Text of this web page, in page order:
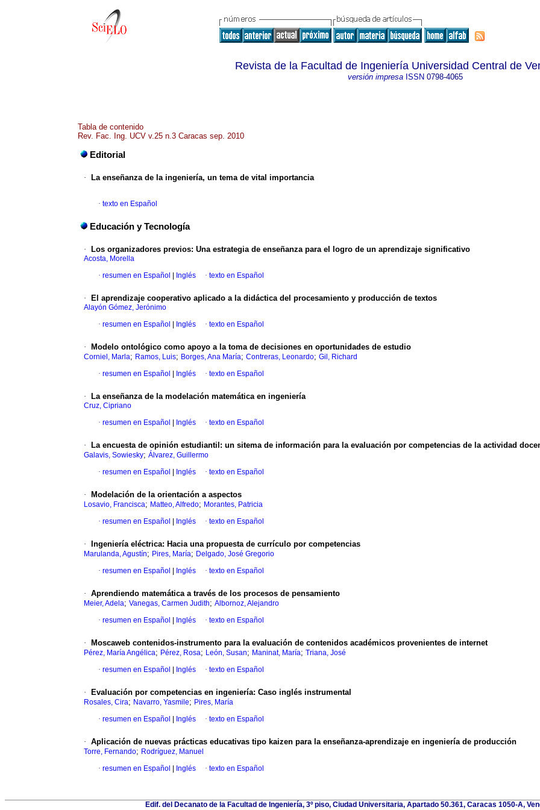
Revista de la Facultad de Ingeniería Universidad Central de
versión impresaISSN 0798-4065
Tabla de contenido
Rev. Fac. Ing. UCV v.25 n.3 Caracas sep. 2010
Editorial
· La enseñanza de la ingeniería, un tema de vital importancia
· texto en Español
Educación y Tecnología
· Los organizadores previos: Una estrategia de enseñanza para el logro de un aprendizaje significativo
Acosta, Morella
· resumen en Español Inglés · texto en Español
· El aprendizaje cooperativo aplicado a la didáctica del procesamiento y producción de textos
Alayón Gómez, Jerónimo
· resumen en Español Inglés · texto en Español
· Modelo ontológico como apoyo a la toma de decisiones en oportunidades de estudio
Corniel, Marla; Ramos, Luis; Borges, Ana María; Contreras, Leonardo; Gil, Richard
· resumen en Español Inglés · texto en Español
· La enseñanza de la modelación matemática en ingeniería
Cruz, Cipriano
· resumen en Español Inglés · texto en Español
· La encuesta de opinión estudiantil : un sitema de información para la evaluación por competencias de la actividad
Galavis, Sowiesky; Álvarez, Guillermo
· resumen en Español Inglés · texto en Español
· Modelación de la orientación a aspectos
Losavio, Francisca; Matteo, Alfredo; Morantes, Patricia
· resumen en Español Inglés · texto en Español
· Ingeniería eléctrica: Hacia una propuesta de currículo por competencias
Marulanda, Agustín; Pires, María; Delgado, José Gregorio
· resumen en Español Inglés · texto en Español
· Aprendiendo matemática a través de los procesos de pensamiento
Meier, Adela; Vanegas, Carmen Judith; Albornoz, Alejandro
· resumen en Español Inglés · texto en Español
· Moscaweb contenidos-instrumento para la evaluación de contenidos académicos provenientes de internet
Pérez, María Angélica; Pérez, Rosa; León, Susan; Maninat, María; Triana, José
· resumen en Español Inglés · texto en Español
· Evaluación por competencias en ingeniería: Caso inglés instrumental
Rosales, Cira; Navarro, Yasmile; Pires, María
· resumen en Español Inglés · texto en Español
· Aplicación de nuevas prácticas educativas tipo kaizen para la enseñanza-aprendizaje en ingeniería de producción
Torre, Fernando; Rodríguez, Manuel
· resumen en Español Inglés · texto en Español
Edif. del Decanato de la Facultad de Ingeniería, 3º piso, Ciudad Universitaria, Apartado 50.361, Caracas 1050-A,